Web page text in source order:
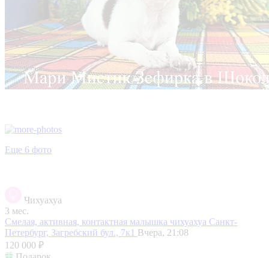
Еще 6 фото
Чихуахуа
3 мес.
Смелая, активная, контактная малышка чихуахуа Санкт-
Петербург, Загребский бул., 7к1 Вчера, 21:08
120 000 ₽